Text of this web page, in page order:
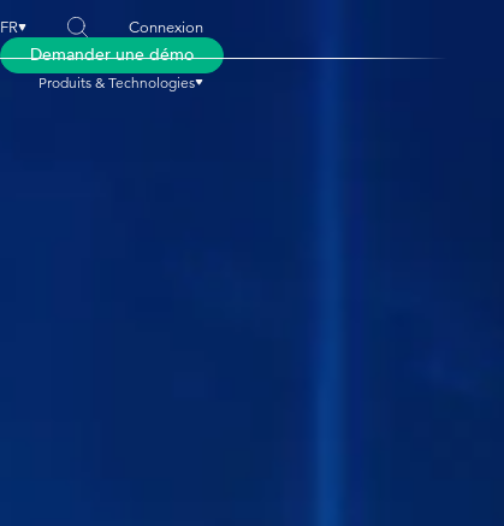
FR Connexion
Demander une démo
Produits & Technologies